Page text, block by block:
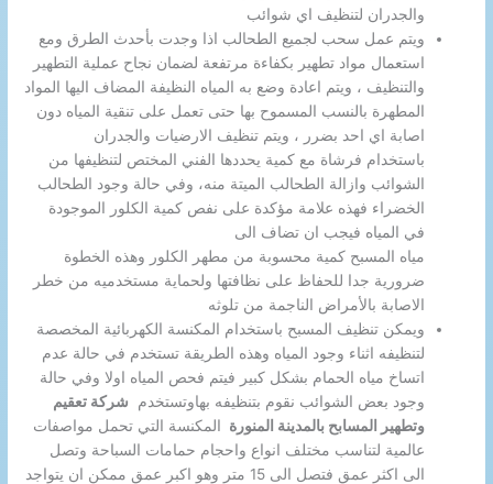
والجدران لتنظيف اي شوائب
ويتم عمل سحب لجميع الطحالب اذا وجدت بأحدث الطرق ومع
استعمال مواد تطهير بكفاءة مرتفعة لضمان نجاح عملية التطهير
والتنظيف ، ويتم اعادة وضع به المياه النظيفة المضاف اليها المواد
المطهرة بالنسب المسموح بها حتى تعمل على تنقية المياه دون
اصابة اي احد بضرر ، ويتم تنظيف الارضيات والجدران
باستخدام فرشاة مع كمية يحددها الفني المختص لتنظيفها من
الشوائب وازالة الطحالب الميتة منه، وفي حالة وجود الطحالب
الخضراء فهذه علامة مؤكدة على نفص كمية الكلور الموجودة
في المياه فيجب ان تضاف الى
مياه المسبح كمية محسوبة من مطهر الكلور وهذه الخطوة
ضرورية جدا للحفاظ على نظافتها ولحماية مستخدميه من خطر
الاصابة بالأمراض الناجمة من تلوثه
ويمكن تنظيف المسبح باستخدام المكنسة الكهربائية المخصصة
لتنظيفه اثناء وجود المياه وهذه الطريقة تستخدم في حالة عدم
اتساخ مياه الحمام بشكل كبير فيتم فحص المياه اولا وفي حالة
وجود بعض الشوائب نقوم بتنظيفه بهاوتستخدم شركة تعقيم
وتطهير المسابح بالمدينة المنورة المكنسة التي تحمل مواصفات
عالمية لتناسب مختلف انواع واحجام حمامات السباحة وتصل
الى اكثر عمق فتصل الى 15 متر وهو اكبر عمق ممكن ان يتواجد